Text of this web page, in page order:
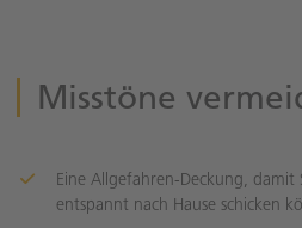
Misstöne
Eine Allgefahren-Deckung, damit
entspannt nach Hause schicken